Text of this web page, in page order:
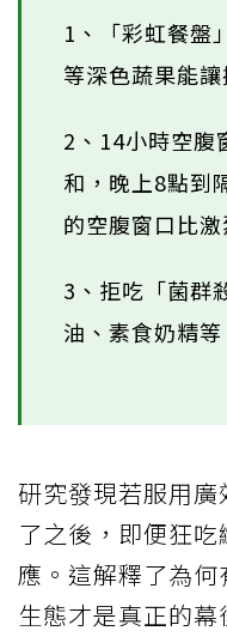
1、「彩虹餐盤
等深色蔬果能
2、14小時空腹
和，晚上8點到
的空腹窗口比
3、拒吃「菌群
油、素食奶精
研究發現若服用
了之後，即便狂
應。這解釋了為
生態才是真正的